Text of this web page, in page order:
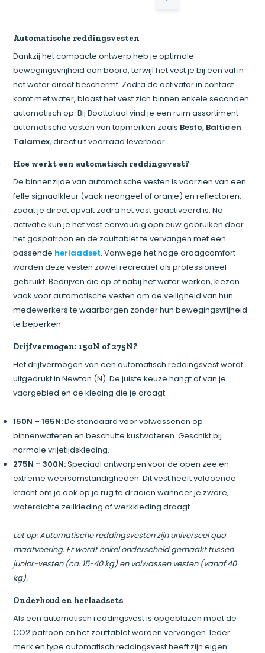
Automatische reddingsvesten
Dankzij het compacte ontwerp heb je optimale
bewegingsvrijheid aan boord, terwijl het vest je bij een val in
het water direct beschermt. Zodra de activator in contact
komt met water, blaast het vest zich binnen enkele seconden
automatisch op. Bij Boottotaal vind je een ruim assortiment
automatische vesten van topmerken zoals Besto, Baltic en
Talamex, direct uit voorraad leverbaar.
Hoe werkt een automatisch reddingsvest?
De binnenzijde van automatische vesten is voorzien van een
felle signaalkleur (vaak neongeel of oranje) en reflectoren,
zodat je direct opvalt zodra het vest geactiveerd is. Na
activatie kun je het vest eenvoudig opnieuw gebruiken door
het gaspatroon en de zouttablet te vervangen met een
passende herlaadset. Vanwege het hoge draagcomfort
worden deze vesten zowel recreatief als professioneel
gebruikt. Bedrijven die op of nabij het water werken, kiezen
vaak voor automatische vesten om de veiligheid van hun
medewerkers te waarborgen zonder hun bewegingsvrijheid
te beperken.
Drijfvermogen: 150N of 275N?
Het drijfvermogen van een automatisch reddingsvest wordt
uitgedrukt in Newton (N). De juiste keuze hangt af van je
vaargebied en de kleding die je draagt:
150N – 165N:De standaard voor volwassenen op
binnenwateren en beschutte kustwateren. Geschikt bij
normale vrijetijdskleding.
275N – 300N:Speciaal ontworpen voor de open zee en
extreme weersomstandigheden. Dit vest heeft voldoende
kracht om je ook op je rug te draaien wanneer je zware,
waterdichte zeilkleding of werkkleding draagt.
Let op: Automatische reddingsvesten zijn universeel qua
maatvoering. Er wordt enkel onderscheid gemaakt tussen
junior-vesten (ca. 15-40 kg) en volwassen vesten (vanaf 40
kg).
Onderhoud en herlaadsets
Als een automatisch reddingsvest is opgeblazen moet de
CO2 patroon en het zouttablet worden vervangen. Ieder
merk en type automatisch reddingsvest heeft zijn eigen